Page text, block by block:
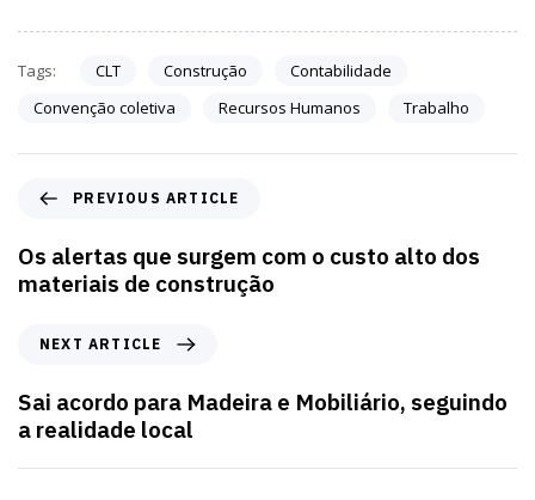
Tags: CLT Construção
Contabilidade
Convenção coletiva
Recursos Humanos Trabalho
PREVIOUS ARTICLE
Os alertas que surgem com o custo alto dos
materiais de construção
NEXT ARTICLE
Sai acordo para Madeira e Mobiliário, seguindo
a realidade local